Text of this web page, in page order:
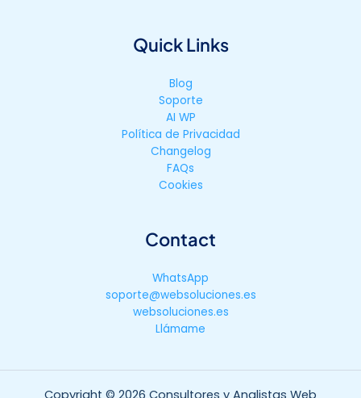
Quick Links
Blog
Soporte
AI WP
Política de Privacidad
Changelog
FAQs
Cookies
Contact
WhatsApp
soporte@websoluciones.es
websoluciones.es
Llámame